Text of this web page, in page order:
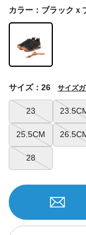
カラー：ブラックｘ
23
25.5CM
28
サイズ：26 サイズ